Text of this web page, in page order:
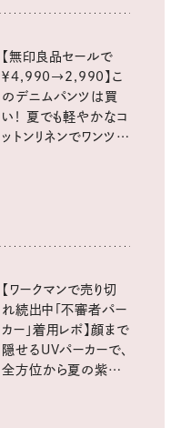
【無印良品セールで
￥4,990→2,990】こ
のデニムパンツは買
い！ 夏でも軽やかなコ
ットンリネンでワンツー
【ワークマンで売り切
れ続出中「不審者パー
カー」着用レポ】顔まで
隠せるUVパーカーで、
全方位から夏の紫外